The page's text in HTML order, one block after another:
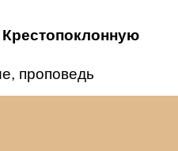
, проповедь